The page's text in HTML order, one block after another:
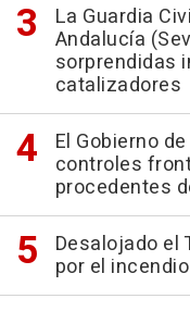
La Guardia
Andalucía
sorprendidas
catalizadores
El Gobierno
controles
procedentes
Desalojado el
por el